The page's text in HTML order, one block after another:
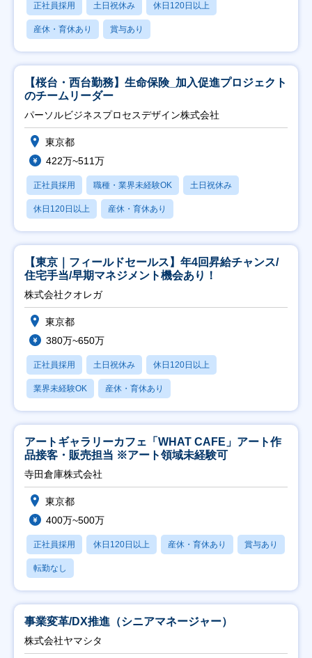
正社員採用 土日祝休み 休日120日以上
産休・育休あり 賞与あり
【桜台・西台勤務】生命保険_加入促進プロジェクト
のチームリーダー
パーソルビジネスプロセスデザイン株式会社
東京都
422万~511万
正社員採用 職種・業界未経験OK 土日祝休み
休日120日以上 産休・育休あり
【東京｜フィールドセールス】年4回昇給チャンス/
住宅手当/早期マネジメント機会あり！
株式会社クオレガ
東京都
380万~650万
正社員採用 土日祝休み 休日120日以上
業界未経験OK 産休・育休あり
アートギャラリーカフェ「WHAT CAFE」アート作
品接客・販売担当 ※アート領域未経験可
寺田倉庫株式会社
東京都
400万~500万
正社員採用 休日120日以上 産休・育休あり 賞与あり
転勤なし
事業変革/DX推進（シニアマネージャー）
株式会社ヤマシタ